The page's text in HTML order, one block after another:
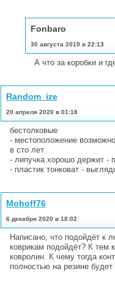
Fonbaro
30 августа 2019 в 22:13
А что за коробки и
Random_ize
20 апреля 2020 в 01:18
бестолковые
- местоположение
в сто лет
- липучка хорошо держит -
- пластик тонковат -
Mohoff76
6 декабря 2020 в 18:02
Написано, что подойдёт к
коврикам подойдёт? К тем
ковролин. К чему тогда
полностью на резине будет